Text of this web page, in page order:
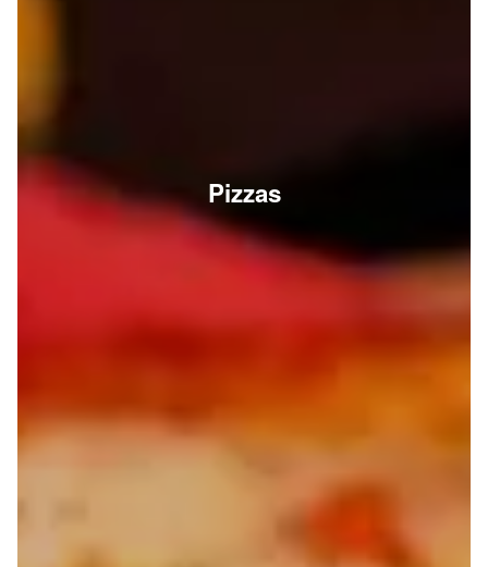
Pizzas